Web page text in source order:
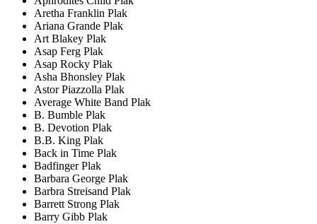
Aretha Franklin Plak
Ariana Grande Plak
Art Blakey Plak
Asap Ferg Plak
Asap Rocky Plak
Asha Bhonsley Plak
Astor Piazzolla Plak
Average White Band Plak
B. Bumble Plak
B. Devotion Plak
B.B. King Plak
Back in Time Plak
Badfinger Plak
Barbara George Plak
Barbra Streisand Plak
Barrett Strong Plak
Barry Gibb Plak